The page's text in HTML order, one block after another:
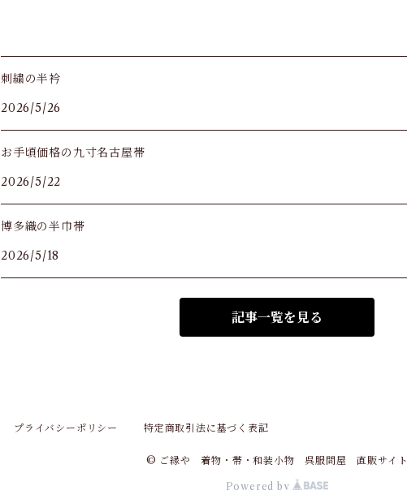
刺繍の半衿
2026/5/26
お手頃価格の九寸名古屋帯
2026/5/22
博多織の半巾帯
2026/5/18
記事一覧を見る
プライバシーポリシー 特定商取引法に基づく表記
© ご縁や 着物・帯・和装小物 呉服問屋 直販サイト
Powered by